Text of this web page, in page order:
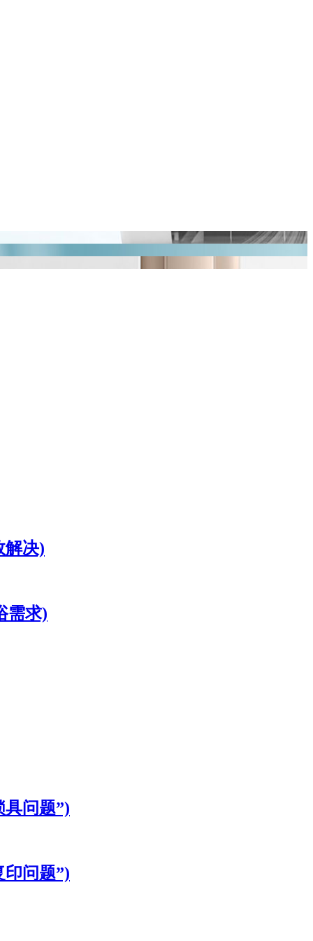
解决)
需求)
问题”)
问题”)